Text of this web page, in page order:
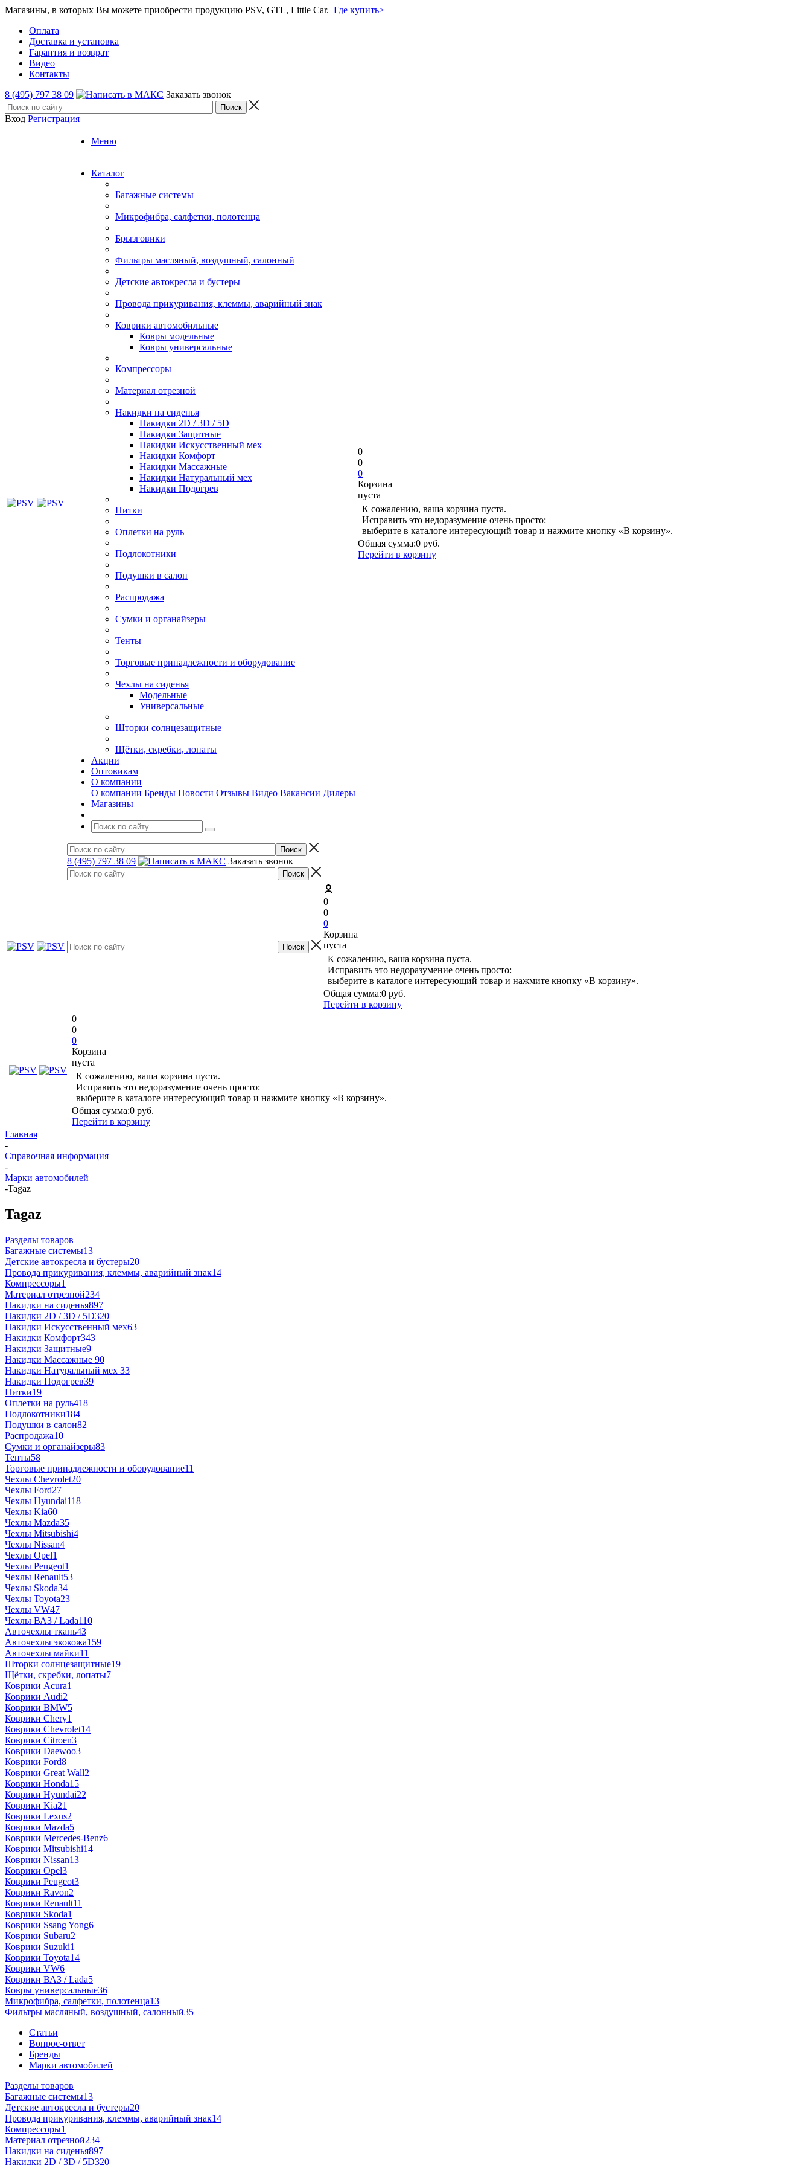
Магазины, в которых Вы можете приобрести продукцию PSV, GTL, Little Car. Где купить>
Оплата
Доставка и установка
Гарантия и возврат
Видео
Контакты
8 (495) 797 38 09
Заказать звонок
Вход Регистрация
Меню
Каталог
Багажные системы
Микрофибра, салфетки, полотенца
Брызговики
Фильтры масляный, воздушный, салонный
Детские автокресла и бустеры
Провода прикуривания, клеммы, аварийный знак
Коврики автомобильные
Ковры модельные
Ковры универсальные
Компрессоры
Материал отрезной
Накидки на сиденья
Накидки 2D / 3D / 5D
Накидки Защитные
Накидки Искусственный мех
Накидки Комфорт
Накидки Массажные
Накидки Натуральный мех
Накидки Подогрев
Нитки
Оплетки на руль
Подлокотники
Подушки в салон
Распродажа
Сумки и органайзеры
Тенты
Торговые принадлежности и оборудование
Чехлы на сиденья
Модельные
Универсальные
Шторки солнцезащитные
Щётки, скребки, лопаты
Акции
Оптовикам
О компании
О компании Бренды Новости Отзывы Видео Вакансии Дилеры
Магазины
8 (495) 797 38 09 Заказать звонок
0
0
0
Корзина
пуста
К сожалению, ваша корзина пуста.
Исправить это недоразумение очень просто:
выберите в каталоге интересующий товар и нажмите кнопку «В корзину».
Общая сумма:0 руб.
Перейти в корзину
0
0
0
Корзина
пуста
К сожалению, ваша корзина пуста.
Исправить это недоразумение очень просто:
выберите в каталоге интересующий товар и нажмите кнопку «В корзину».
Общая сумма:0 руб.
Перейти в корзину
0
0
0
Корзина
пуста
К сожалению, ваша корзина пуста.
Исправить это недоразумение очень просто:
выберите в каталоге интересующий товар и нажмите кнопку «В корзину».
Общая сумма:0 руб.
Перейти в корзину
Главная
-
Справочная информация
-
Марки автомобилей
-Tagaz
Tagaz
Разделы товаров
Багажные системы13
Детские автокресла и бустеры20
Провода прикуривания, клеммы, аварийный знак14
Компрессоры1
Материал отрезной234
Накидки на сиденья897
Накидки 2D / 3D / 5D320
Накидки Искусственный мех63
Накидки Комфорт343
Накидки Защитные9
Накидки Массажные 90
Накидки Натуральный мех 33
Накидки Подогрев39
Нитки19
Оплетки на руль418
Подлокотники184
Подушки в салон82
Распродажа10
Сумки и органайзеры83
Тенты58
Торговые принадлежности и оборудование11
Чехлы Chevrolet20
Чехлы Ford27
Чехлы Hyundai118
Чехлы Kia60
Чехлы Mazda35
Чехлы Mitsubishi4
Чехлы Nissan4
Чехлы Opel1
Чехлы Peugeot1
Чехлы Renault53
Чехлы Skoda34
Чехлы Toyota23
Чехлы VW47
Чехлы ВАЗ / Lada110
Авточехлы ткань43
Авточехлы экокожа159
Авточехлы майки11
Шторки солнцезащитные19
Щётки, скребки, лопаты7
Коврики Acura1
Коврики Audi2
Коврики BMW5
Коврики Chery1
Коврики Chevrolet14
Коврики Citroen3
Коврики Daewoo3
Коврики Ford8
Коврики Great Wall2
Коврики Honda15
Коврики Hyundai22
Коврики Kia21
Коврики Lexus2
Коврики Mazda5
Коврики Mercedes-Benz6
Коврики Mitsubishi14
Коврики Nissan13
Коврики Opel3
Коврики Peugeot3
Коврики Ravon2
Коврики Renault11
Коврики Skoda1
Коврики Ssang Yong6
Коврики Subaru2
Коврики Suzuki1
Коврики Toyota14
Коврики VW6
Коврики ВАЗ / Lada5
Ковры универсальные36
Микрофибра, салфетки, полотенца13
Фильтры масляный, воздушный, салонный35
Статьи
Вопрос-ответ
Бренды
Марки автомобилей
Разделы товаров
Багажные системы13
Детские автокресла и бустеры20
Провода прикуривания, клеммы, аварийный знак14
Компрессоры1
Материал отрезной234
Накидки на сиденья897
Накидки 2D / 3D / 5D320